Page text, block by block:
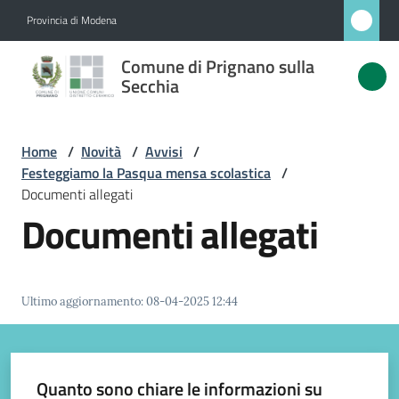
Provincia di Modena
Comune di Prignano sulla
Secchia
Comune
di
sulla
Secchia
Amministrazione
Novità
Vivere
Home / Novità / Avvisi /
Festeggiamo la Pasqua mensa scolastica /
Documenti allegati
Documenti allegati
Ultimo aggiornamento:08-04-2025 12:44
Quanto sono chiare le informazioni su